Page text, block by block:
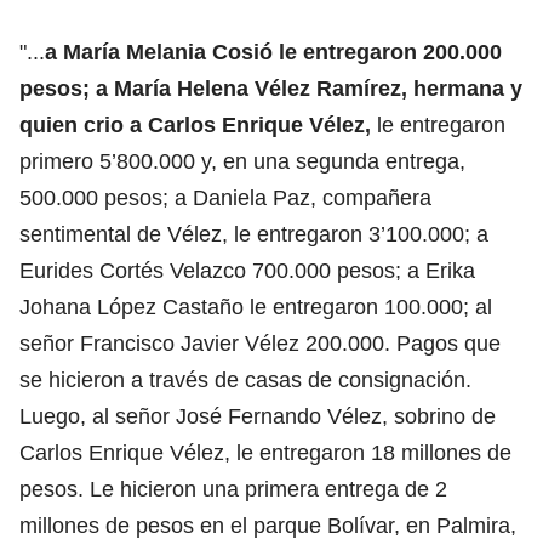
"...a María Melania Cosió le entregaron 200.000
pesos; a María Helena Vélez Ramírez, hermana y
quien crio a Carlos Enrique Vélez, le entregaron
primero 5’800.000 y, en una segunda entrega,
500.000 pesos; a Daniela Paz, compañera
sentimental de Vélez, le entregaron 3’100.000; a
Eurides Cortés Velazco 700.000 pesos; a Erika
Johana López Castaño le entregaron 100.000; al
señor Francisco Javier Vélez 200.000. Pagos que
se hicieron a través de casas de consignación.
Luego, al señor José Fernando Vélez, sobrino de
Carlos Enrique Vélez, le entregaron 18 millones de
pesos. Le hicieron una primera entrega de 2
millones de pesos en el parque Bolívar, en Palmira,